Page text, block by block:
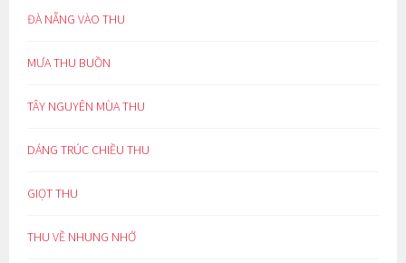
ĐÀ NẴNG VÀO THU
MƯA THU BUỒN
TÂY NGUYÊN MÙA THU
DÁNG TRÚC CHIỀU THU
GIỌT THU
THU VỀ NHUNG NHỚ